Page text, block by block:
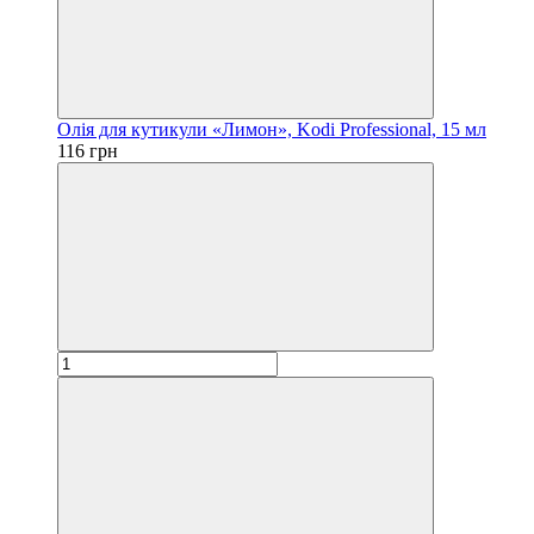
Олія для кутикули «Лимон», Kodi Professional, 15 мл
116 грн